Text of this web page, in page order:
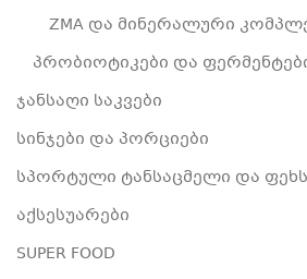
ZMA და მინერალური
პრობიოტიკები და
ჯანსაღი საკვები
სინჯები და პორციები
სპორტული ტანსაცმელი და
აქსესუარები
SUPER FOOD